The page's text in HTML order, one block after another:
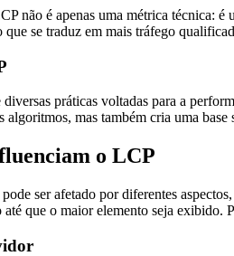
não é apenas uma métrica técnica:
que se traduz em mais tráfego
práticas voltadas para a
algoritmos, mas também cria uma
o LCP
ser afetado por diferentes
até que o maior elemento seja exibido.